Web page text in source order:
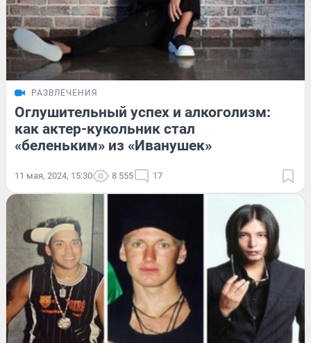
РАЗВЛЕЧЕНИЯ
Оглушительный успех и алкоголизм:
как актер-кукольник стал
«беленьким» из «Иванушек»
11 мая, 2024, 15:30 8 555 17